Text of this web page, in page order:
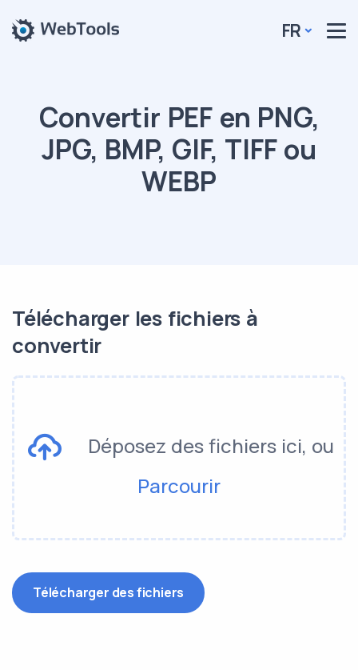
FR
Convertir PEF en PNG,
JPG, BMP, GIF, TIFF ou
WEBP
Télécharger les fichiers à
convertir
Déposez des fichiers ici, ou
Parcourir